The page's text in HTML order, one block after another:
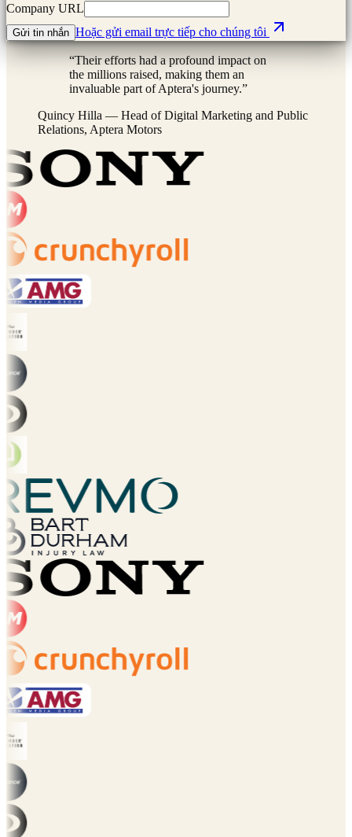
Company URL
Gửi tin nhắn Hoặc gửi email trực tiếp cho chúng tôi
“Their efforts had a profound impact on
the millions raised, making them an
invaluable part of Aptera's journey.”
Quincy Hilla — Head of Digital Marketing and Public
Relations, Aptera Motors